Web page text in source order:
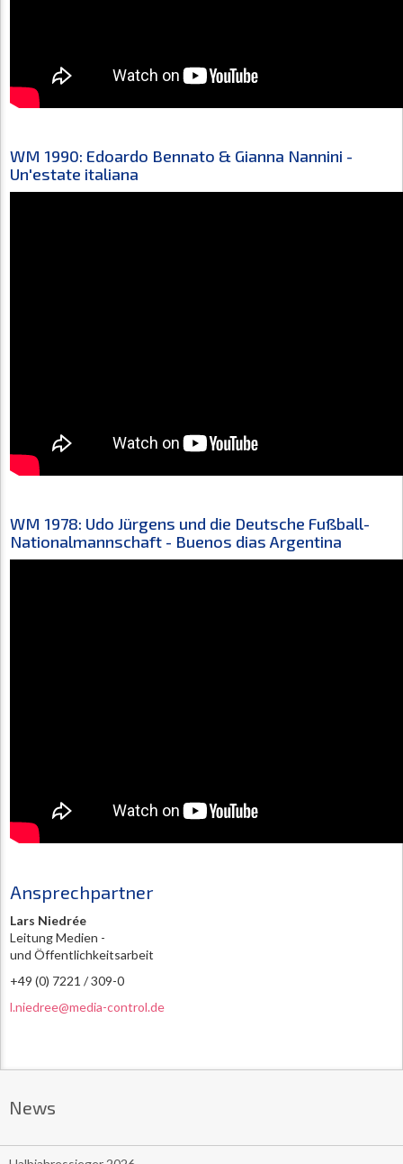
WM 1990: Edoardo Bennato & Gianna Nannini -
Un'estate italiana
WM 1978: Udo Jürgens und die Deutsche Fußball-
Nationalmannschaft - Buenos dias Argentina
Ansprechpartner
Lars Niedrée
Leitung Medien -
und Öffentlichkeitsarbeit
+49 (0) 7221 / 309-0
l.niedree@media-control.de
News